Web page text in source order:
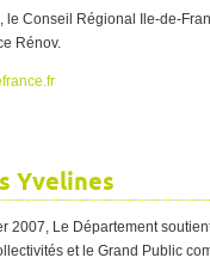
le Conseil Régional Ile-de-
Rénov.
Yvelines
2007, Le Département
et le Grand Public